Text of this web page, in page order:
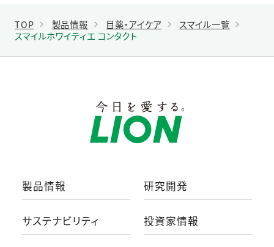
TOP 製品情報 目薬・アイケア
スマイル一覧
スマイルホワイティエ コンタクト
製品情報 研究開発
サステナビリティ 投資家情報